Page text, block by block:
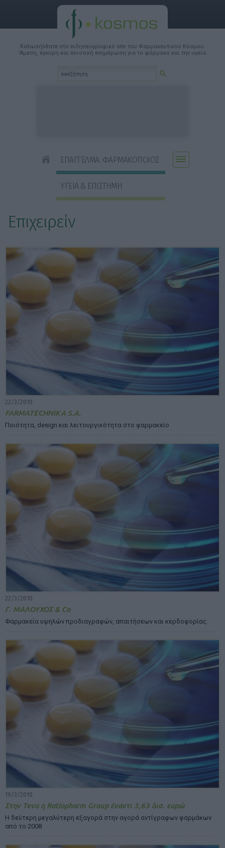
Καλωσήλθατε στο ειδησεογραφικό site του Φαρμακευτικού Κόσμου.
'Αμεση, έγκυρη και ποιοτική ενημέρωση για το φάρμακο και την υγεία.
ΕΠΑΓΓΕΛΜΑ: ΦΑΡΜΑΚΟΠΟΙΟΣ
ΥΓΕΙΑ & ΕΠΙΣΤΗΜΗ
Επιχειρείν
22/3/2010
FARMATECHNIKA S.A.
Ποιότητα, design και λειτουργικότητα στο φαρμακείο
22/3/2010
Γ. ΜΑΛΟΥΧΟΣ & Co
Φαρμακεία υψηλών προδιαγραφών, απαιτήσεων και κερδοφορίας.
19/3/2010
Στην Teva η Ratiopharm Group έναντι 3,63 δισ. ευρώ
Η δεύτερη μεγαλύτερη εξαγορά στην αγορά αντίγραφων φαρμάκων
από το 2008